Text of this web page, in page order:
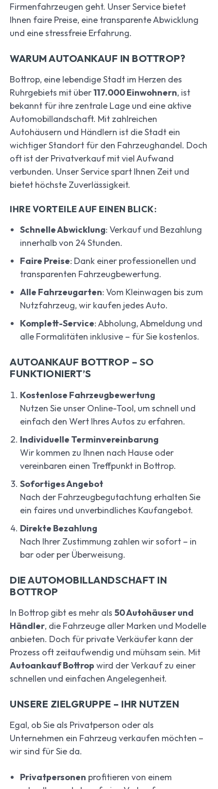
Firmenfahrzeugen geht. Unser Service bietet
Ihnen faire Preise, eine transparente Abwicklung
und eine stressfreie Erfahrung.
WARUM AUTOANKAUF IN BOTTROP?
Bottrop, eine lebendige Stadt im Herzen des
Ruhrgebiets mit über117.000 Einwohnern, ist
bekannt für ihre zentrale Lage und eine aktive
Automobillandschaft. Mit zahlreichen
Autohäusern und Händlern ist die Stadt ein
wichtiger Standort für den Fahrzeughandel. Doch
oft ist der Privatverkauf mit viel Aufwand
verbunden. Unser Service spart Ihnen Zeit und
bietet höchste Zuverlässigkeit.
IHRE VORTEILE AUF EINEN BLICK:
Schnelle Abwicklung: Verkauf und Bezahlung
innerhalb von 24 Stunden.
Faire Preise: Dank einer professionellen und
transparenten Fahrzeugbewertung.
Alle Fahrzeugarten: Vom Kleinwagen bis zum
Nutzfahrzeug, wir kaufen jedes Auto.
Komplett-Service: Abholung, Abmeldung und
alle Formalitäten inklusive – für Sie kostenlos.
AUTOANKAUF BOTTROP – SO
FUNKTIONIERT’S
Kostenlose Fahrzeugbewertung
Nutzen Sie unser Online-Tool, um schnell und
einfach den Wert Ihres Autos zu erfahren.
Individuelle Terminvereinbarung
Wir kommen zu Ihnen nach Hause oder
vereinbaren einen Treffpunkt in Bottrop.
Sofortiges Angebot
Nach der Fahrzeugbegutachtung erhalten Sie
ein faires und unverbindliches Kaufangebot.
Direkte Bezahlung
Nach Ihrer Zustimmung zahlen wir sofort – in
bar oder per Überweisung.
DIE AUTOMOBILLANDSCHAFT IN
BOTTROP
In Bottrop gibt es mehr als 50 Autohäuser und
Händler, die Fahrzeuge aller Marken und Modelle
anbieten. Doch für private Verkäufer kann der
Prozess oft zeitaufwendig und mühsam sein. Mit
Autoankauf Bottrop wird der Verkauf zu einer
schnellen und einfachen Angelegenheit.
UNSERE ZIELGRUPPE – IHR NUTZEN
Egal, ob Sie als Privatperson oder als
Unternehmen ein Fahrzeug verkaufen möchten –
wir sind für Sie da.
Privatpersonen profitieren von einem